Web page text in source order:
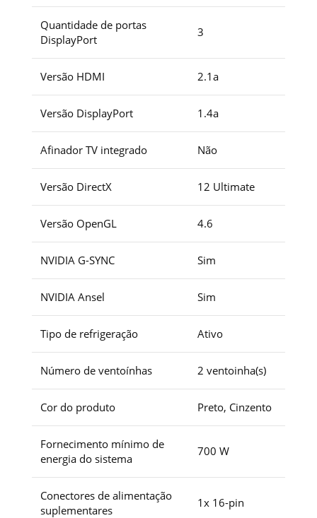
Quantidade de portas
DisplayPort
3
Versão HDMI 2.1a
Versão DisplayPort 1.4a
Afinador TV integrado Não
Versão DirectX 1‎2 Ultimate
Versão OpenGL 4.6
NVIDIA G-SYNC Sim
NVIDIA Ansel Sim
Tipo de refrigeração Ativo
Número de ventoínhas 2 ventoinha(s)
Cor do produto Preto, Cinzento
Fornecimento mínimo de
energia do sistema
700 W
Conectores de alimentação
suplementares
1x 16-pin